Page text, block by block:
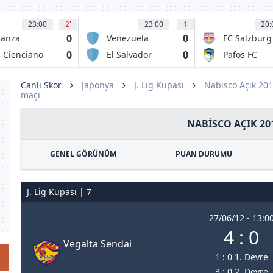
23:00 2'
0
Cienciano 0
23:00 1
Venezuela 0
El Salvador 0
FC Salzburg
Pafos FC
Canlı Skor Japonya J. Lig Kupası Nabisco Açık
maçı
NABISCO AÇIK
GENEL GÖRÜNÜM PUAN DURUMU
J. Lig Kupası | 7
Vegalta Sendai
27/06/12 -
4 : 0
1 : 0 1. Devre